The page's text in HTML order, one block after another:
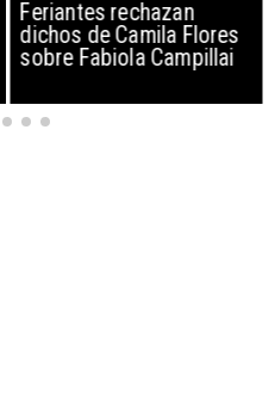
Feriantes rechazan
dichos de Camila Flores
sobre Fabiola Campillai